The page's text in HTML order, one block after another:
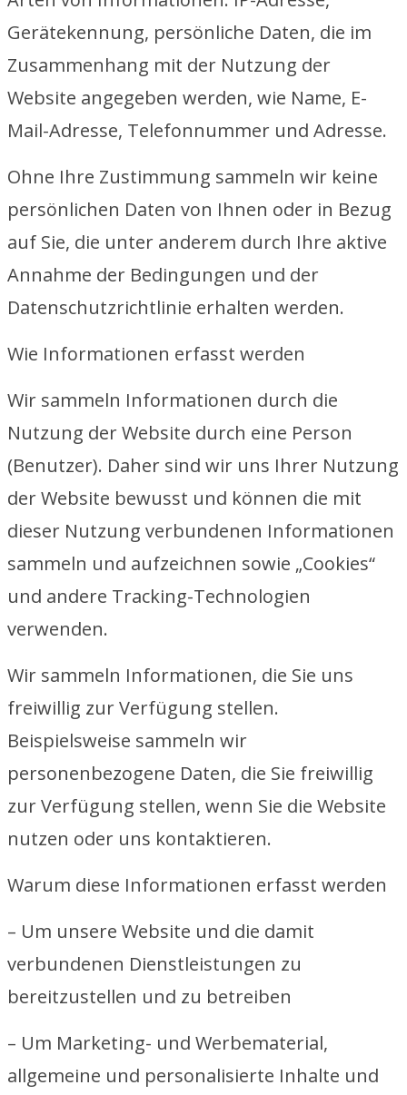
Gerätekennung, persönliche Daten, die im
Zusammenhang mit der Nutzung der
Website angegeben werden, wie Name, E-
Mail-Adresse, Telefonnummer und Adresse.
Ohne Ihre Zustimmung sammeln wir keine
persönlichen Daten von Ihnen oder in Bezug
auf Sie, die unter anderem durch Ihre aktive
Annahme der Bedingungen und der
Datenschutzrichtlinie erhalten werden.
Wie Informationen erfasst werden
Wir sammeln Informationen durch die
Nutzung der Website durch eine Person
(Benutzer). Daher sind wir uns Ihrer Nutzung
der Website bewusst und können die mit
dieser Nutzung verbundenen Informationen
sammeln und aufzeichnen sowie „Cookies“
und andere Tracking-Technologien
verwenden.
Wir sammeln Informationen, die Sie uns
freiwillig zur Verfügung stellen.
Beispielsweise sammeln wir
personenbezogene Daten, die Sie freiwillig
zur Verfügung stellen, wenn Sie die Website
nutzen oder uns kontaktieren.
Warum diese Informationen erfasst werden
– Um unsere Website und die damit
verbundenen Dienstleistungen zu
bereitzustellen und zu betreiben
– Um Marketing- und Werbematerial,
allgemeine und personalisierte Inhalte und